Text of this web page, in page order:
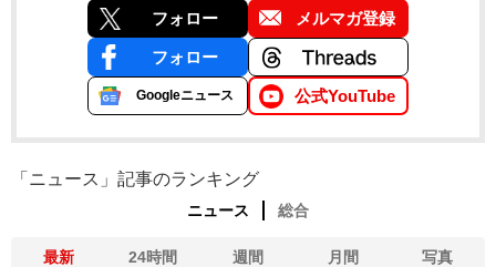
フォロー メルマガ登録
フォロー
Googleニュース 公式YouTube
「ニュース」記事のランキング
ニュース 総合
最新 24時間 週間 月間 写真